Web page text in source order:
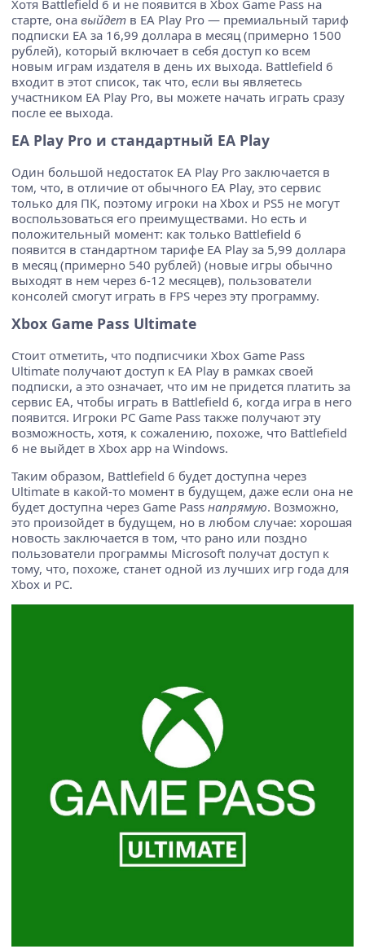
Хотя Battlefield 6 и не появится в Xbox Game Pass на
старте, она выйдет в EA Play Pro — премиальный тариф
подписки EA за 16,99 доллара в месяц (примерно 1500
рублей), который включает в себя доступ ко всем
новым играм издателя в день их выхода. Battlefield 6
входит в этот список, так что, если вы являетесь
участником EA Play Pro, вы можете начать играть сразу
после ее выхода.
EA Play Pro и стандартный EA Play
Один большой недостаток EA Play Pro заключается в
том, что, в отличие от обычного EA Play, это сервис
только для ПК, поэтому игроки на Xbox и PS5 не могут
воспользоваться его преимуществами. Но есть и
положительный момент: как только Battlefield 6
появится в стандартном тарифе EA Play за 5,99 доллара
в месяц (примерно 540 рублей) (новые игры обычно
выходят в нем через 6-12 месяцев), пользователи
консолей смогут играть в FPS через эту программу.
Xbox Game Pass Ultimate
Стоит отметить, что подписчики Xbox Game Pass
Ultimate получают доступ к EA Play в рамках своей
подписки, а это означает, что им не придется платить за
сервис EA, чтобы играть в Battlefield 6, когда игра в него
появится. Игроки PC Game Pass также получают эту
возможность, хотя, к сожалению, похоже, что Battlefield
6 не выйдет в Xbox app на Windows.
Таким образом, Battlefield 6 будет доступна через
Ultimate в какой-то момент в будущем, даже если она не
будет доступна через Game Pass напрямую. Возможно,
это произойдет в будущем, но в любом случае: хорошая
новость заключается в том, что рано или поздно
пользователи программы Microsoft получат доступ к
тому, что, похоже, станет одной из лучших игр года для
Xbox и PC.